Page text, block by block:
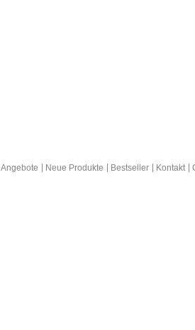
Angebote Neue Produkte Bestseller Kontakt